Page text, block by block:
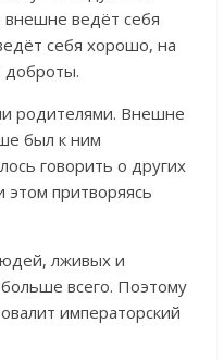
внешне ведёт себя
себя хорошо, на
доброты.
родителями. Внешне
был к ним
говорить о других
этом притворяясь
лживых и
всего. Поэтому
императорский